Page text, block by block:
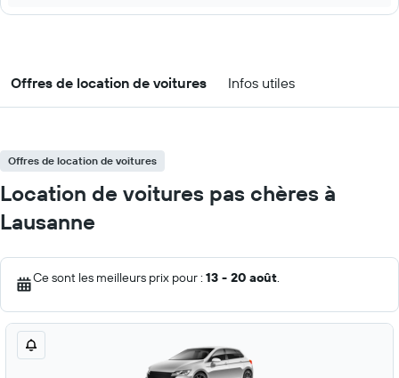
Offres de location de voitures Infos utiles
Offres de location de voitures
Location de voitures pas chères à
Lausanne
Ce sont les meilleurs prix pour : 13 - 20 août.